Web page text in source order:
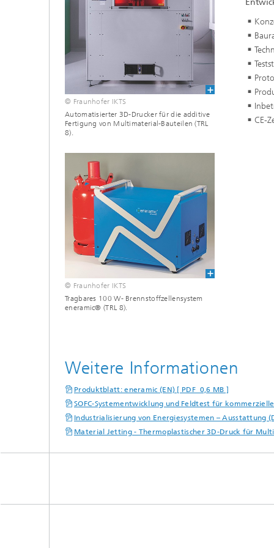
© Fraunhofer IKTS
Automatisierter 3D-Drucker für die additive
Fertigung von Multimaterial-Bauteilen (TRL
8).
© Fraunhofer IKTS
Tragbares 100 W- Brennstoffzellensystem
eneramic® (TRL 8).
CE-
Weitere Informationen
Produktblatt: eneramic (EN) [ PDF 0,6 MB ]
SOFC-Systementwicklung und Feldtest für
Industrialisierung von Energiesystemen – Ausstattung
Material Jetting - Thermoplastischer 3D-Druck für